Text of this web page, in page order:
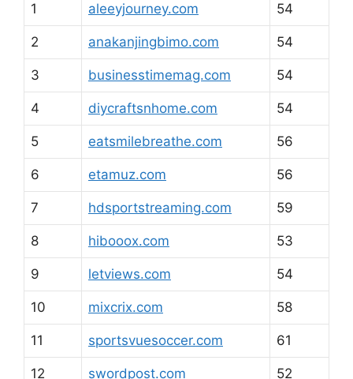
1 aleeyjourney.com 54
2 anakanjingbimo.com 54
3 businesstimemag.com 54
4 diycraftsnhome.com 54
5 eatsmilebreathe.com 56
6 etamuz.com 56
7 hdsportstreaming.com 59
8 hibooox.com 53
9 letviews.com 54
10 mixcrix.com 58
11 sportsvuesoccer.com 61
12 swordpost.com 52